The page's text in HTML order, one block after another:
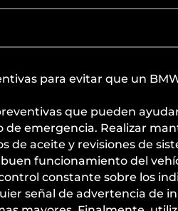
para evitar que un
que pueden
de emergencia. Realizar
de aceite y revisiones de
funcionamiento del
constante sobre los
señal de advertencia de